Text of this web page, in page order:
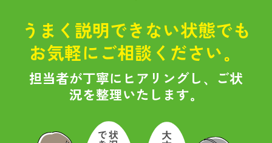
うまく説明できない状態でも
お気軽にご相談ください。
担当者が丁寧にヒアリングし、ご状
況を整理いたします。